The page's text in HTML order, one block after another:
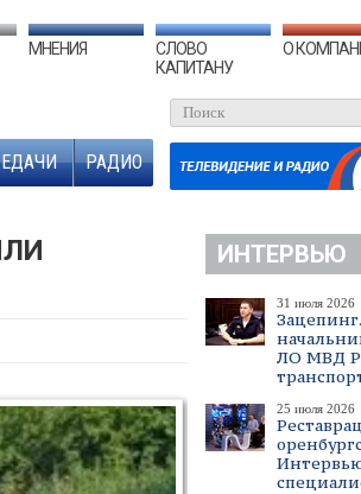
МНЕНИЯ
СЛОВО
КАПИТАНУ
О
РАДИО
ИНТЕРВЬЮ
31 июля 2026
ЛО МВД
25 июля 2026